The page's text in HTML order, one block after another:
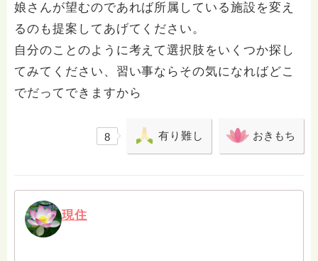
娘さんが望むのであれば所属している施設を変え
るのも提案してあげてください。
自分のことのように考えて選択肢をいくつか探し
てみてください、習い事ならその気になればどこ
でだってできますから
8 有り難し おきもち
現住